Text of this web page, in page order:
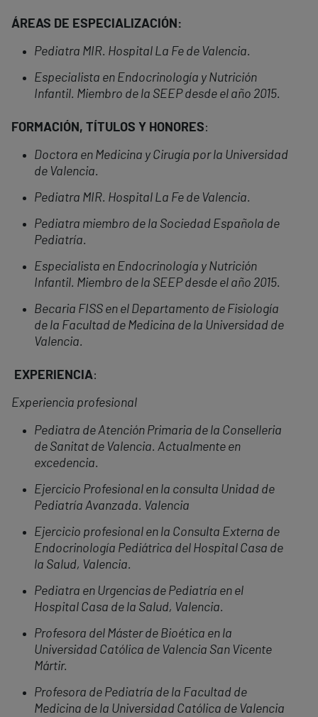
ÁREAS DE ESPECIALIZACIÓN:
Pediatra MIR. Hospital La Fe de Valencia.
Especialista en Endocrinología y Nutrición
Infantil. Miembro de la SEEP desde el año 2015.
FORMACIÓN, TÍTULOS Y HONORES:
Doctora en Medicina y Cirugía por la Universidad
de Valencia.
Pediatra MIR. Hospital La Fe de Valencia.
Pediatra miembro de la Sociedad Española de
Pediatría.
Especialista en Endocrinología y Nutrición
Infantil. Miembro de la SEEP desde el año 2015.
Becaria FISS en el Departamento de Fisiología
de la Facultad de Medicina de la Universidad de
Valencia.
EXPERIENCIA:
Experiencia profesional
Pediatra de Atención Primaria de la Conselleria
de Sanitat de Valencia. Actualmente en
excedencia.
Ejercicio Profesional en la consulta Unidad de
Pediatría Avanzada. Valencia
Ejercicio profesional en la Consulta Externa de
Endocrinología Pediátrica del Hospital Casa de
la Salud, Valencia.
Pediatra en Urgencias de Pediatría en el
Hospital Casa de la Salud, Valencia.
Profesora del Máster de Bioética en la
Universidad Católica de Valencia San Vicente
Mártir.
Profesora de Pediatría de la Facultad de
Medicina de la Universidad Católica de Valencia